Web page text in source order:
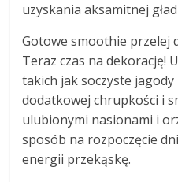
uzyskania aksamitnej
Gotowe smoothie przelej
Teraz czas na dekorację!
takich jak soczyste
dodatkowej chrupkości i
ulubionymi nasionami i
sposób na rozpoczęcie
energii przekąskę.